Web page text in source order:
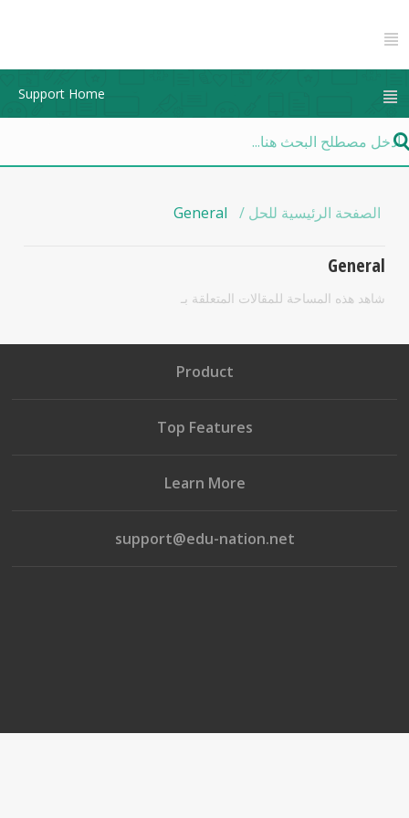
Support Home
الصفحة الرئيسية للحل General
General
شاهد هذه المساحة للمقالات المتعلقة بـ
Product
Top Features
Learn More
support@edu-nation.net